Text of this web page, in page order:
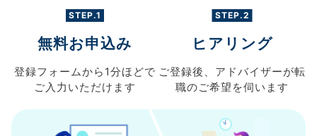
STEP.1
無料お申込み
登録フォームから 1分ほどで
ご入力 いただけます
STEP.2
ヒアリング
ご登録後、 アドバイザーが転
職のご希望を伺います